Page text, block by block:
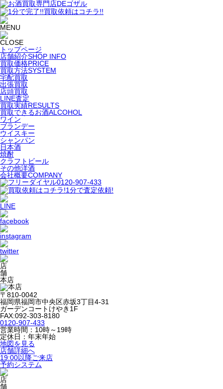
トップページ
店舗紹介SHOP INFO
買取価格PRICE
買取方法SYSTEM
宅配買取
出張買取
店頭買取
LINE査定
買取実績RESULTS
買取できるお酒ALCOHOL
ワイン
ブランデー
ウイスキー
シャンパン
日本酒
焼酎
クラフトビール
その他洋酒
会社概要COMPANY
本店
〒810-0042
福岡県福岡市中央区赤坂3丁目4-31
ガーデンコートけやき1F
FAX:092-303-8180
0120-907-433
営業時間：10時～19時
定休日：年末年始
地図を見る
店舗詳細へ
19:00以降ご来店
予約システム